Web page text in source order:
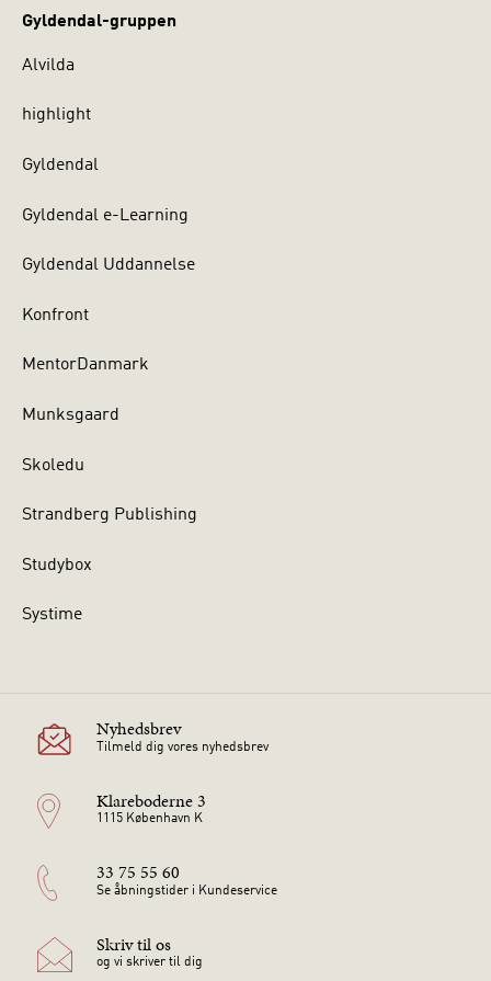
Gyldendal-gruppen
Alvilda
highlight
Gyldendal
Gyldendal e-Learning
Gyldendal Uddannelse
Konfront
MentorDanmark
Munksgaard
Skoledu
Strandberg Publishing
Studybox
Systime
Nyhedsbrev
Tilmeld dig vores nyhedsbrev
Klareboderne 3
1115 København K
33 75 55 60
Se åbningstider i Kundeservice
Skriv til os
og vi skriver til dig